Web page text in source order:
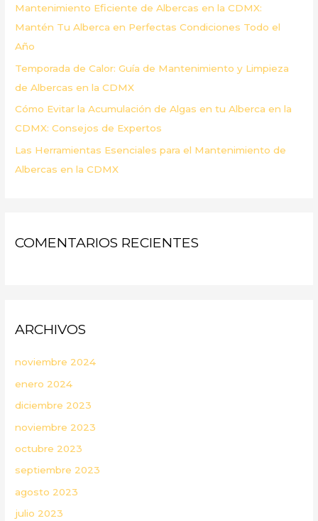
:Mantenimiento Eficiente de Albercas en la CDMX:
Mantén Tu Alberca en Perfectas Condiciones Todo el
Año
Temporada de Calor: Guía de Mantenimiento y Limpieza
de Albercas en la CDMX
Cómo Evitar la Acumulación de Algas en tu Alberca en la
CDMX: Consejos de Expertos
Las Herramientas Esenciales para el Mantenimiento de
Albercas en la CDMX
COMENTARIOS RECIENTES
ARCHIVOS
noviembre 2024
enero 2024
diciembre 2023
noviembre 2023
octubre 2023
septiembre 2023
agosto 2023
julio 2023